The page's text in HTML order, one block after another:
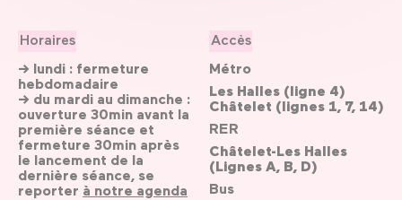
Horaires
→ lundi : fermeture
hebdomadaire
→ du mardi au dimanche :
ouverture 30min avant la
première séance et
fermeture 30min après
le lancement de la
dernière séance, se
reporter à notre agenda
Accès
Métro
Les Halles (ligne 4)
Châtelet (lignes 1, 7, 14)
RER
Châtelet-Les Halles
(Lignes A, B, D)
Bus